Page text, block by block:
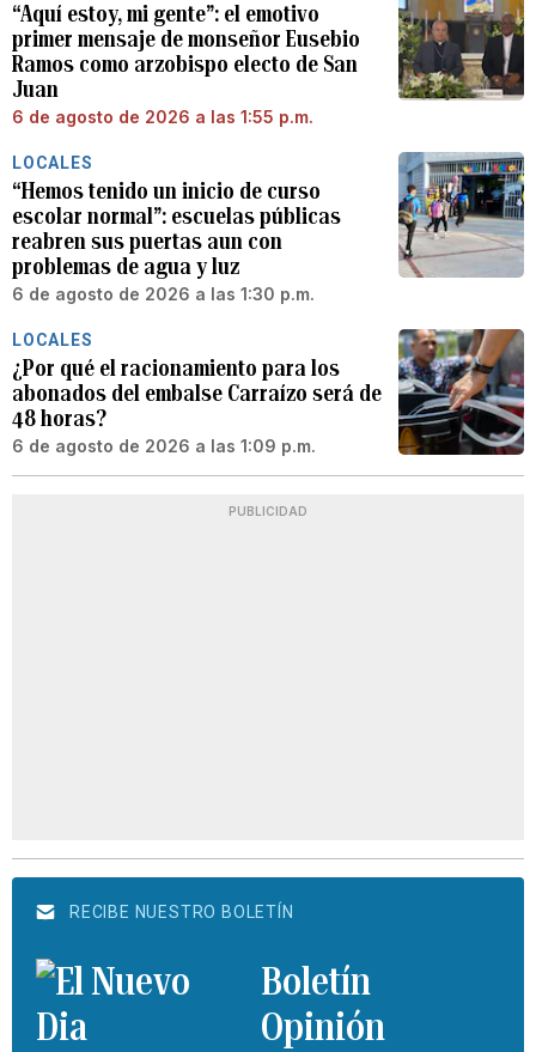
“Aquí estoy, mi gente”: el emotivo
primer mensaje de monseñor Eusebio
Ramos como arzobispo electo de San
Juan
6 de agosto de 2026 a las 1:55 p.m.
LOCALES
“Hemos tenido un inicio de curso
escolar normal”: escuelas públicas
reabren sus puertas aun con
problemas de agua y luz
6 de agosto de 2026 a las 1:30 p.m.
LOCALES
¿Por qué el racionamiento para los
abonados del embalse Carraízo será de
48 horas?
6 de agosto de 2026 a las 1:09 p.m.
PUBLICIDAD
RECIBE NUESTRO BOLETÍN
Boletín
Opinión